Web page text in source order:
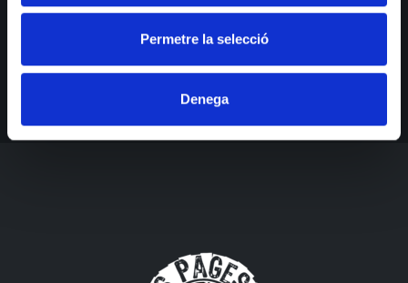
Permetre la selecció
Denega
ofertas.